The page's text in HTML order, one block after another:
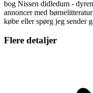
bog Nissen didledum -
annoncer med
købe eller spørg jeg sender
Flere detaljer